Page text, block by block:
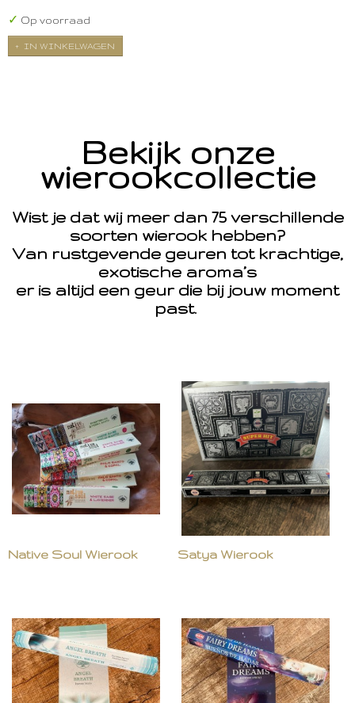
✓ Op voorraad
IN WINKELWAGEN
Bekijk onze
wierookcollectie
Wist je dat wij meer dan 75 verschillende
soorten wierook hebben?
Van rustgevende geuren tot krachtige,
exotische aroma’s
er is altijd een geur die bij jouw moment
past.
Native Soul Wierook Satya Wierook